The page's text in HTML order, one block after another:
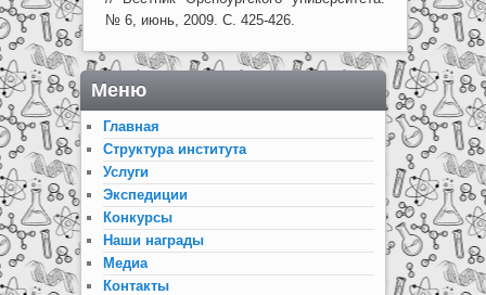
№ 6, июнь, 2009. С. 425-426.
Меню
Главная
Структура института
Услуги
Экспедиции
Конкурсы
Наши награды
Медиа
Контакты